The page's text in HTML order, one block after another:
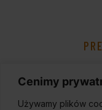
Cenimy
Używamy plików